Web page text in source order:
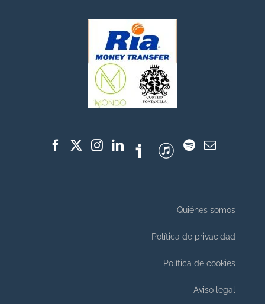
Quiénes somos
Política de privacidad
Política de cookies
Aviso legal